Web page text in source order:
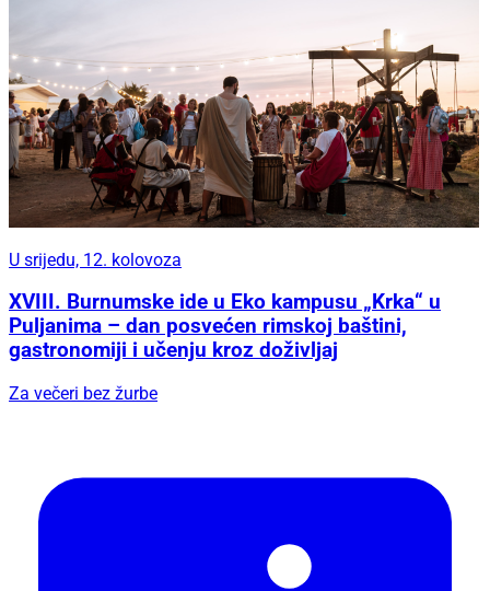
U srijedu, 12. kolovoza
XVIII. Burnumske ide u Eko kampusu „Krka“ u
Puljanima – dan posvećen rimskoj baštini,
gastronomiji i učenju kroz doživljaj
Za večeri bez žurbe